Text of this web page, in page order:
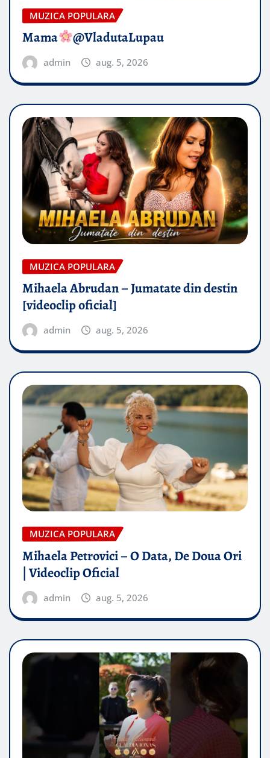
MUZICA POPULARA
Mama @VladutaLupau
admin aug. 5, 2026
MUZICA POPULARA
Mihaela Abrudan – Jumatate din destin
[videoclip oficial]
admin aug. 5, 2026
MUZICA POPULARA
Mihaela Petrovici – O Data, De Doua Ori
| Videoclip Oficial
admin aug. 5, 2026